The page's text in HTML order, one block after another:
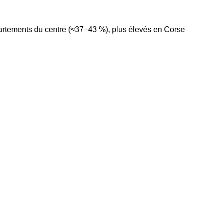
par type de motorisation
du centre (≈37–43 %), plus élevés en Corse